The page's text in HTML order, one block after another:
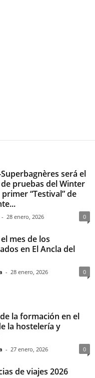
será el
pruebas del Winter
“Testival” de
- 28 enero, 2026 0
mes de los
en El Ancla del
- 28 enero, 2026 0
la formación en el
la hostelería y
- 27 enero, 2026 0
de viajes 2026